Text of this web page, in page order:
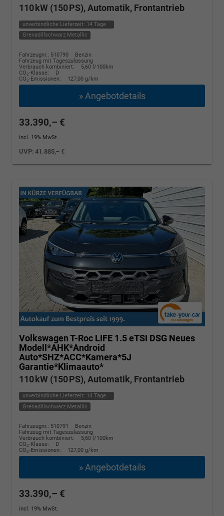
110 kW (150 PS), Automatik, Frontantrieb
unverbindliche Lieferzeit: 14 Tage
Grenadillschwarz Metallic
Fahrzeugnr.: 510790
Benzin
Fahrzeug mit Tageszulassung
Verbrauch kombiniert:
5,60 l/100km
CO2-Klasse:
D
CO2-Emissionen: 127,00 g/km
» Angebotdetails
33.390,– €
incl. 19% MwSt.
UVP:41.885,– €
Volkswagen T-Roc LIFE 1.5 eTSI DSG Neues
Modell*AHK*Android
Auto*SHZ*ACC*Kamera*5J
Garantie*Klimaauto*
110 kW (150 PS), Automatik, Frontantrieb
unverbindliche Lieferzeit: 14 Tage
Grenadillschwarz Metallic
Fahrzeugnr.: 510791
Benzin
Fahrzeug mit Tageszulassung
Verbrauch kombiniert:
5,60 l/100km
CO2-Klasse:
D
CO2-Emissionen: 127,00 g/km
» Angebotdetails
33.390,– €
incl. 19% MwSt.